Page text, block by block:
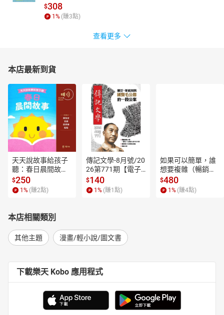
$308
1% (賺3點)
查看更多
本店最新到貨
天天說故事給孩子
聽：春日晨間故事
【有聲書】
$250
1 % (賺2點)
傳記文學-8月號/20
26第771期【電子
書】
$140
1 % (賺1 點)
如果可以簡單，誰
想要複雜（暢銷經
典新編版）【電子
書】
$480
1 % (賺4點)
本店相關類別
其他主題 漫畫/輕小說/圖文書
下載樂天 Kobo 應用程式